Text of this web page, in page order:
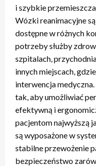
i szybkie
Wózki reanimacyjne
dostępne w różnych
potrzeby służby
szpitalach,
innych miejscach,
interwencja
tak, aby umożliwiać
efektywną i
pacjentom najwyższą
są wyposażone w
stabilne przewożenie
bezpieczeństwo